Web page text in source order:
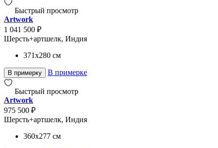
Быстрый просмотр
Artwork
1 041 500 ₽
Шерсть+артшелк, Индия
371x280 см
В примерку В примерке
Быстрый просмотр
Artwork
975 500 ₽
Шерсть+артшелк, Индия
360x277 см